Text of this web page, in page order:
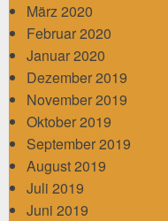
März 2020
Februar 2020
Januar 2020
Dezember 2019
November 2019
Oktober 2019
September 2019
August 2019
Juli 2019
Juni 2019